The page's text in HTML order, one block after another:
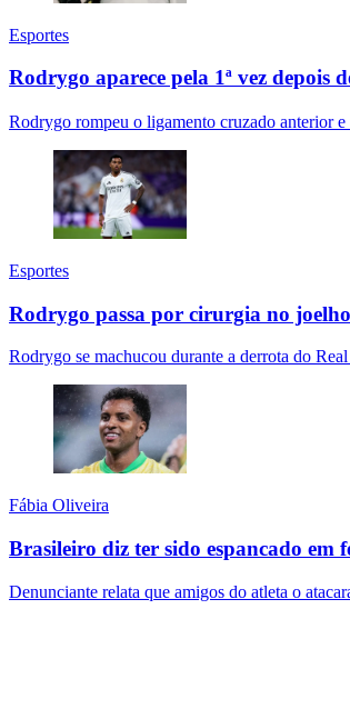
Esportes
Rodrygo aparece pela 1ª vez depois
Rodrygo rompeu o ligamento cruzado anterior
Esportes
Rodrygo passa por cirurgia no
Rodrygo se machucou durante a derrota do
Fábia Oliveira
Brasileiro diz ter sido espancado em
Denunciante relata que amigos do atleta o